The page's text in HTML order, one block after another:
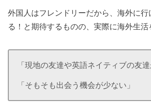
外国人はフレンドリーだから、海外に行
る！と期待するものの、実際に海外生活
「現地の友達や英語ネイティブの友達
「そもそも出会う機会が少ない」